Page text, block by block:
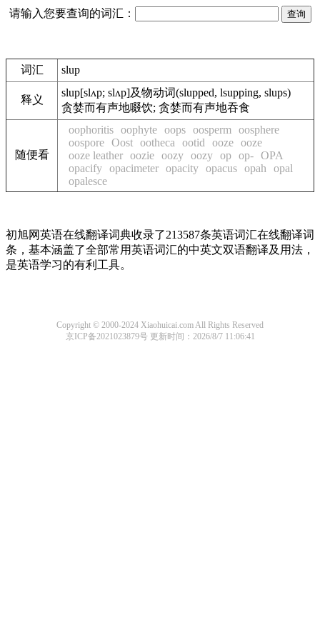
请输入您要查询的词汇：
词汇 slup
释义
slup[slʌp; slʌp]及物动词(slupped, lsupping, slups)
贪婪而有声地啜饮; 贪婪而有声地吞食
随便看
oophoritis oophyte oops oosperm
oosphere
oospore Oost ootheca ootid ooze ooze
ooze leather oozie oozy oozy op op- OPA
opacify opacimeter opacity opacus opah
opal
opalesce
初旭网英语在线翻译词典收录了213587条英语词汇在线翻译词
条，基本涵盖了全部常用英语词汇的中英文双语翻译及用法，
是英语学习的有利工具。
Copyright © 2000-2024 Xiaohuicai.com All Rights Reserved
京ICP备2021023879号更新时间：2026/8/7 11:06:41